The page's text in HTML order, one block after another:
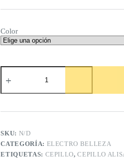
Color
Combo
Secador
Pelo
Mini
+
Cepillo
Alisador
cantidad
SKU: N/D
CATEGORÍA: ELECTRO BELLEZA
ETIQUETAS: CEPILLO,CEPILLO